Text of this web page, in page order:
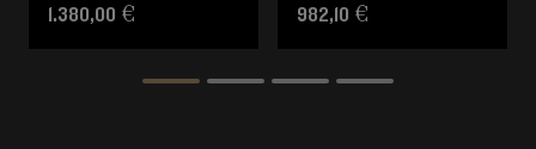
1.380,00 € 982,10 €